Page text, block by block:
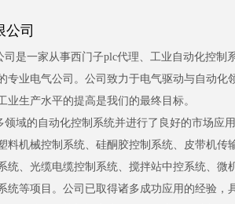
司
司是一家从事西门子plc代理、工业自动化控制
专业电气公司。公司致力于电气驱动与自动化
业生产水平的提高是我们的最终目标。
域的自动化控制系统并进行了良好的市场应
料机械控制系统、硅酮胶控制系统、皮带机传
统、光缆电缆控制系统、搅拌站中控系统、微
统等项目。公司已取得诸多成功应用的经验，